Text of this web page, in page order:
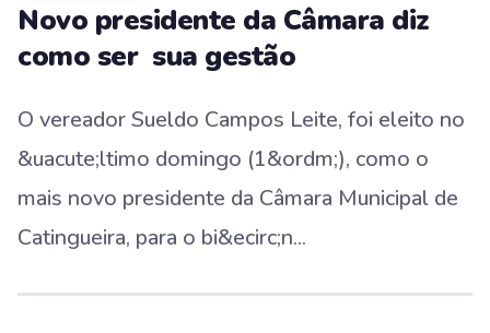
Novo presidente da Câmara diz
como ser sua gestão
O vereador Sueldo Campos Leite, foi eleito no
&uacute;ltimo domingo (1&ordm;), como o
mais novo presidente da Câmara Municipal de
Catingueira, para o bi&ecirc;n...